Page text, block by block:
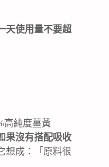
天使用量不要超
高純度薑黃
果沒有搭配吸收
想成：「原料很